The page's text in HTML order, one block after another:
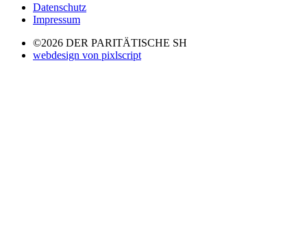
Datenschutz
Impressum
©2026 DER PARITÄTISCHE SH
webdesign von pixlscript